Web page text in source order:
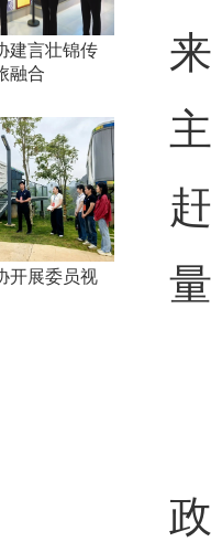
建言壮锦传
融合
开展委员视